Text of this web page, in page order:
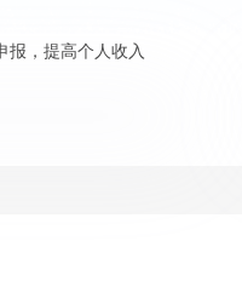
报，提高个人收入